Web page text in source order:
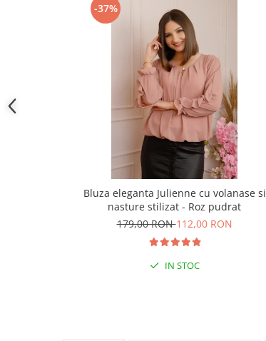
-37%
Bluza eleganta Julienne cu volanase si
nasture stilizat - Roz pudrat
179,00 RON112,00 RON
IN STOC